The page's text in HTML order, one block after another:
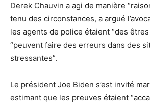
Derek Chauvin a agi de manière
tenu des circonstances, a argué
les agents de police étaient “des
“peuvent faire des erreurs dans des
stressantes”.
Le président Joe Biden s’est invité
estimant que les preuves étaient